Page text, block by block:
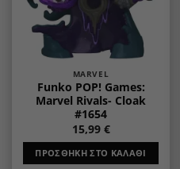
MARVEL
Funko POP! Games:
Marvel Rivals- Cloak
#1654
15,99 €
ΠΡΟΣΘΉΚΗ ΣΤΟ ΚΑΛΆΘΙ